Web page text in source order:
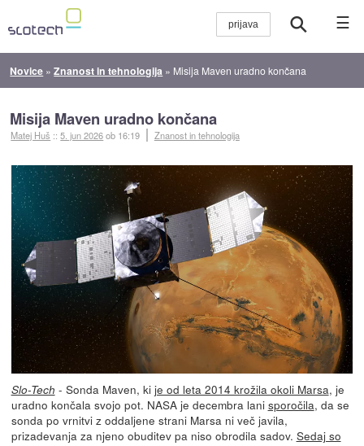
☰
Novice »Znanost in tehnologija » Misija Maven uradno končana
Misija Maven uradno končana
Matej Huš ::5. jun 2026ob 16:19 Znanost in tehnologija
Slo-Tech - Sonda Maven, ki je od leta 2014 krožila okoli Marsa, je
uradno končala svojo pot. NASA je decembra lani sporočila, da se
sonda po vrnitvi z oddaljene strani Marsa ni več javila,
prizadevanja za njeno obuditev pa niso obrodila sadov. Sedaj so